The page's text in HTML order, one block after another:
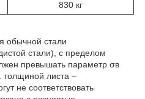
830 кг
обычной стали
стали), с пределом
превышать параметр σв
толщиной листа –
не соответствовать